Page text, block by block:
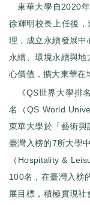
東華大學自2020
徐輝明校長上任後
理，成立永續發展
永續、環境永續與
心價值，擴大東華在
《QS世界大學排
名（QS World
東華大學於「藝術
臺灣入榜的7所大學
（Hospitality &
100名，在臺灣入榜
展目標，積極實現